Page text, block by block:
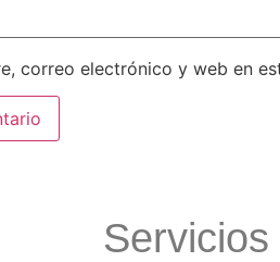
correo electrónico y web en